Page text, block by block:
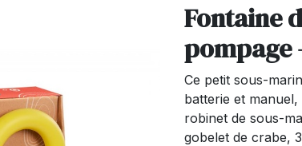
Fontaine
pompage
Ce petit sous-
batterie et
robinet de sous-
gobelet de crabe,